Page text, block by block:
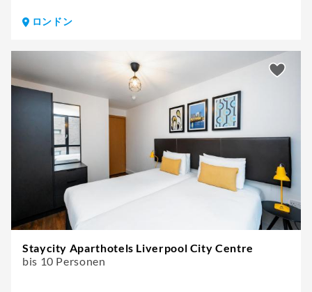
ロンドン
Staycity Aparthotels Liverpool City Centre
bis 10 Personen